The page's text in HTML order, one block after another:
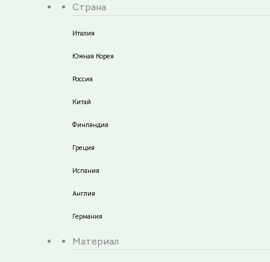
Страна
Италия
Южная Корея
Россия
Китай
Финляндия
Греция
Испания
Англия
Германия
Материал